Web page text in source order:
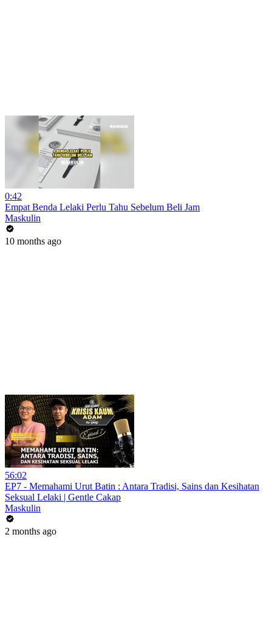
0:42
Empat Benda Lelaki Perlu Tahu Sebelum Beli Jam
Maskulin
10 months ago
56:02
EP7 - Memahami Urut Batin : Antara Tradisi, Sains dan Kesihatan
Seksual Lelaki | Gentle Cakap
Maskulin
2 months ago